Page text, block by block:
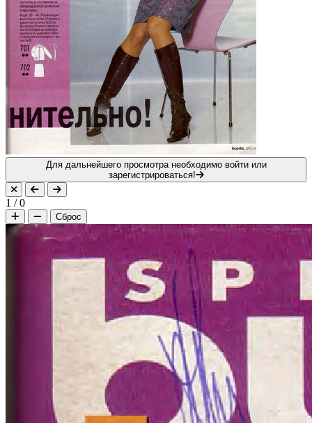
Для дальнейшего просмотра необходимо войти или
зарегистрироваться!
1 /0
Сброс